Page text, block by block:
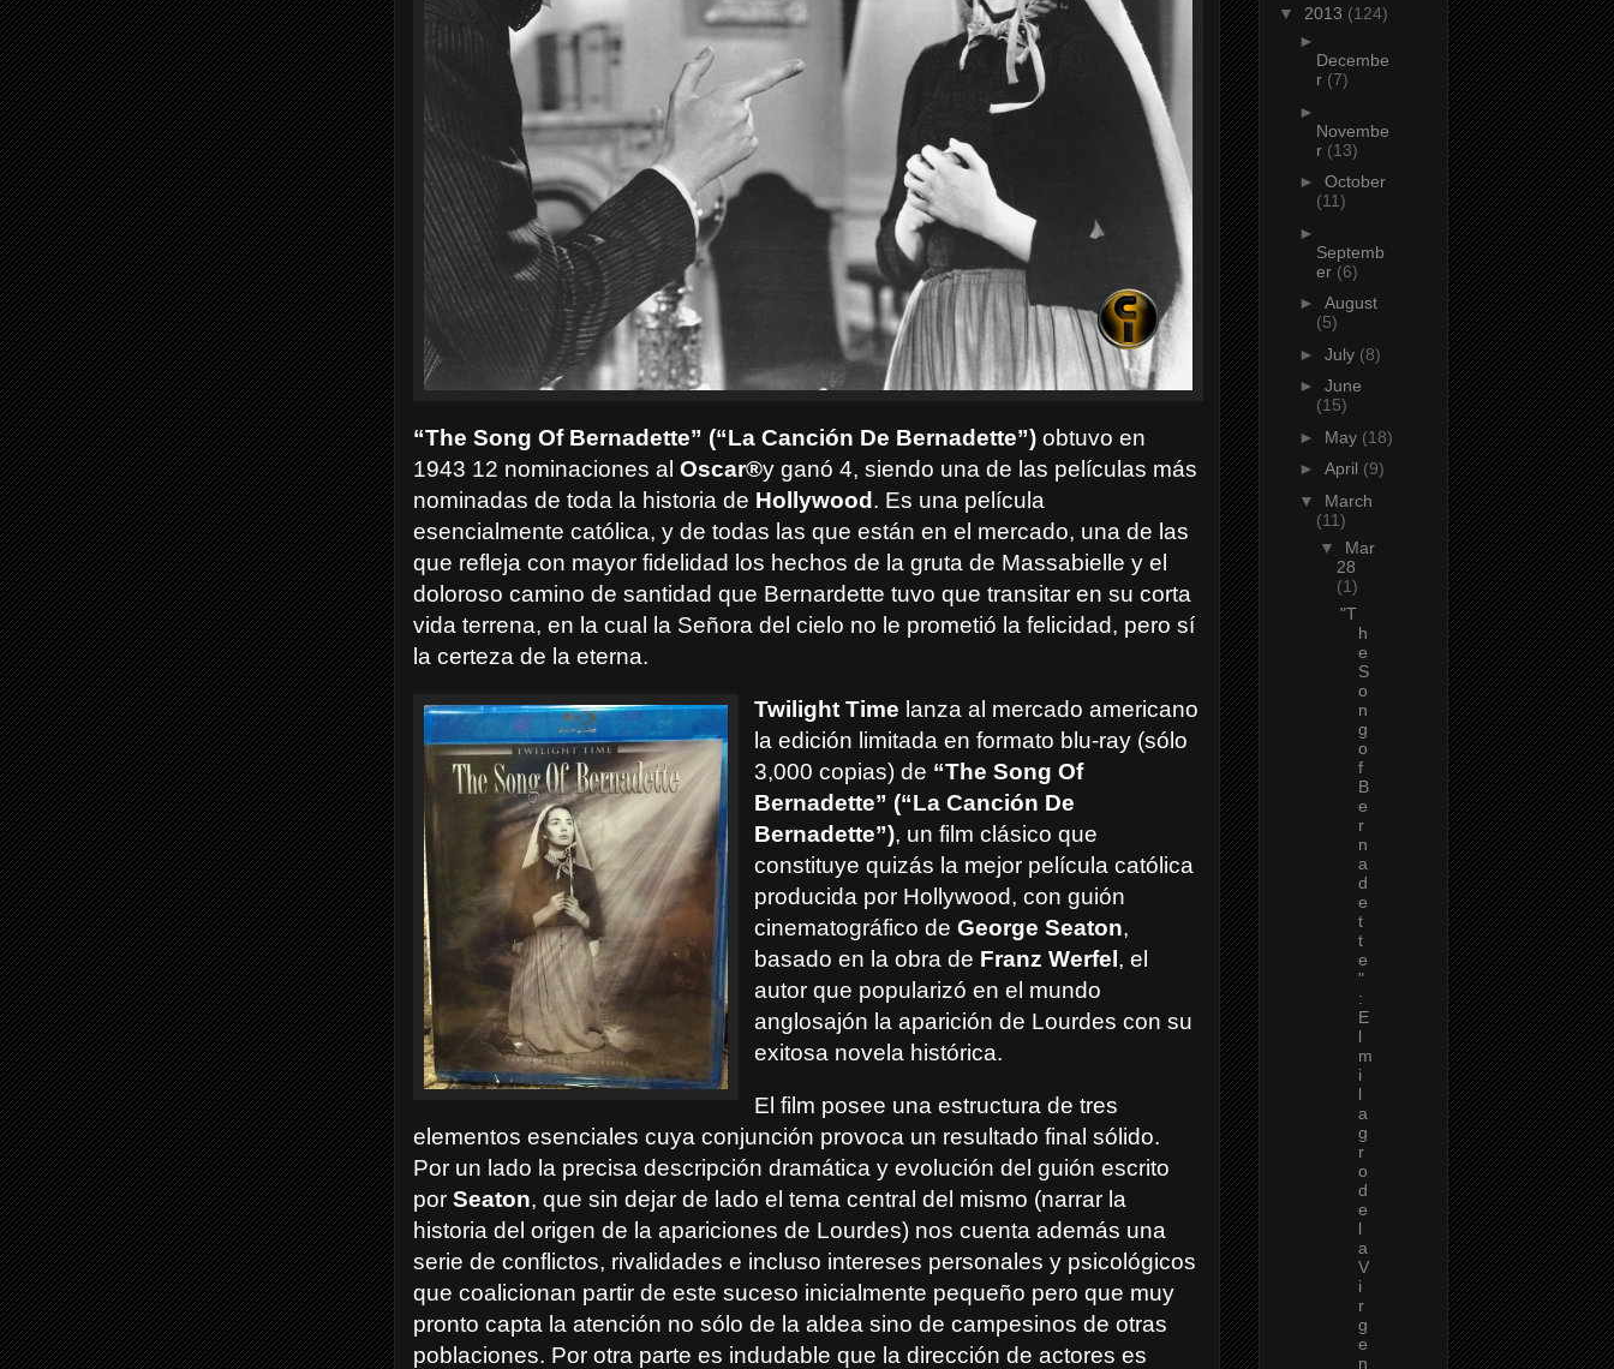
“The Song Of Bernadette” (“La Canción De Bernadette”) obtuvo en
1943 12 nominaciones al Oscar®y ganó 4, siendo una de las películas más
nominadas de toda la historia de Hollywood . Es una película
esencialmente católica, y de todas las que están en el mercado, una de las
que refleja con mayor fidelidad los hechos de la gruta de Massabielle y el
doloroso camino de santidad que Bernardette tuvo que transitar en su corta
vida terrena, en la cual la Señora del cielo no le prometió la felicidad, pero sí
la certeza de la eterna.
Twilight Time lanza al mercado americano
la edición limitada en formato blu-ray (sólo
3,000 copias) de “The Song Of
Bernadette” (“La Canción De
Bernadette”), un film clásico que
constituye quizás la mejor película católica
producida por Hollywood, con guión
cinematográfico de George Seaton,
basado en la obra de Franz Werfel , el
autor que popularizó en el mundo
anglosajón la aparición de Lourdes con su
exitosa novela histórica.
El film posee una estructura de tres
elementos esenciales cuya conjunción provoca un resultado final sólido.
Por un lado la precisa descripción dramática y evolución del guión escrito
por Seaton, que sin dejar de lado el tema central del mismo (narrar la
historia del origen de la apariciones de Lourdes) nos cuenta además una
serie de conflictos, rivalidades e incluso intereses personales y psicológicos
que coalicionan partir de este suceso inicialmente pequeño pero que muy
pronto capta la atención no sólo de la aldea sino de campesinos de otras
poblaciones. Por otra parte es indudable que la dirección de actores es
▼ 2013 (124)
►
Decembe
r (7)
►
Novembe
r (13)
► October
(11)
►
Septemb
er (6)
► August
(5)
► July (8)
► June
(15)
► May (18)
► April (9)
▼ March
(11)
▼ Mar
28
(1)
"T
h
e
S
o
n
g
o
f
B
e
r
n
a
d
e
t
t
e
"
:
E
l
m
i
l
a
g
r
o
d
e
l
a
V
i
r
g
e
n